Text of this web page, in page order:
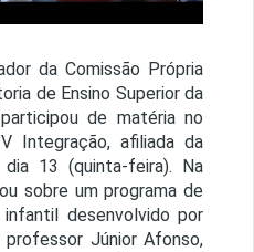
da Comissão Própria
de Ensino Superior da
de matéria no
Integração, afiliada da
13 (quinta-feira). Na
sobre um programa de
desenvolvido por
Júnior Afonso,